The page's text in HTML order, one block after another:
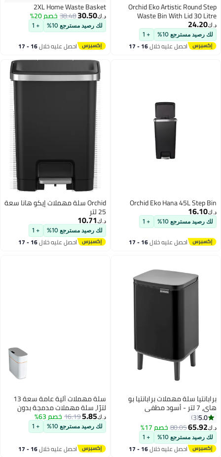
Orchid Eko Artistic Round Step
Waste Bin With Lid 30 Litre
د.ك‏24.20
لك رصيد مسترجع 10% + 1
احصل عليه خلال 16 - 17
2XL Home Waste Basket
د.ك‏30.50
38.48خصم 20%
لك رصيد مسترجع 10% + 1
احصل عليه خلال 16 - 17
Orchid Eko Hana 45L Step Bin
د.ك‏16.10
لك رصيد مسترجع 10% + 1
احصل عليه خلال 16 - 17
Orchid سلة مهملات إيكو هانا سعة
25 لتر
د.ك‏10.71
لك رصيد مسترجع 10% + 1
احصل عليه خلال 16 - 17
برابانتيا سلة مهملات برابانتيا بو
هاي، 7 لتر - أسود مطفي
5.0
3
د.ك‏65.92
80.05خصم 17%
لك رصيد مسترجع 10% + 1
احصل عليه خلال 16 - 17
سلة مهملات آلية عامة سعة 13
لترًا، سلة مهملات مدمجة بدون
لمس للحمام مع غطاء، سلة
مهملات بلاستيكية كهربائية ذكية
ضيقة، (غرفة المعيشة، غرفة النوم،
المكتب، المطبخ)، أبيض
د.ك‏5.85
16.19خصم 63%
لك رصيد مسترجع 10% + 1
احصل عليه خلال 16 - 17